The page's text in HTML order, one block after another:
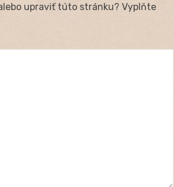
upraviť túto stránku? Vyplňte